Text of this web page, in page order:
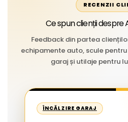
RECENZII
Ce spun clienții despre
Feedback din partea
echipamente auto, scule
garaj și utilaje pentru
ÎNCĂLZIRE GARAJ